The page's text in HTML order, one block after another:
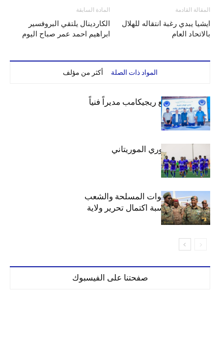
المادة السابقة
الكاردينال يلتقي البروفسير
ابراهيم احمد عمر صباح اليوم
المقالة القادمة
ايشيا يبدي رغبة انتقاله للهلال
بالاتحاد العام
المواد ذات الصلة أكثر من مؤلف
الهلال يتعاقد مع ريجيكامب مديراً فنياً
الهلال بطلاً للدوري الموريتاني
الهلال يهنئ القوات المسلحة والشعب
السوداني بمناسبة اكتمال تحرير ولاية
الخرطوم
صفحتنا على الفيسبوك